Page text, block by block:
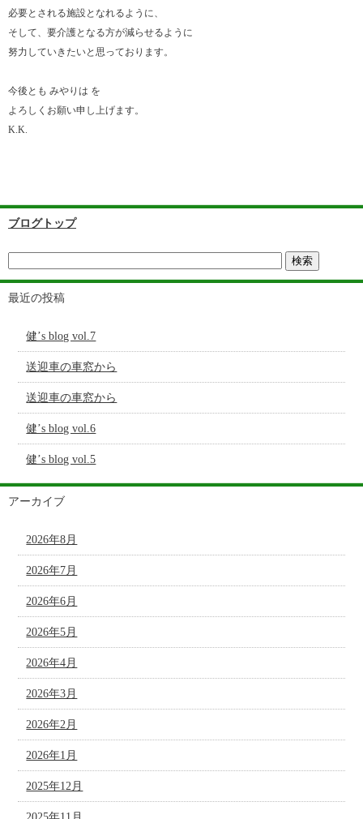
必要とされる施設となれるように、
そして、要介護となる方が減らせるように
努力していきたいと思っております。
今後とも みやりは を
よろしくお願い申し上げます。
K.K.
ブログトップ
最近の投稿
健’s blog vol.7
送迎車の車窓から
送迎車の車窓から
健’s blog vol.6
健’s blog vol.5
アーカイブ
2026年8月
2026年7月
2026年6月
2026年5月
2026年4月
2026年3月
2026年2月
2026年1月
2025年12月